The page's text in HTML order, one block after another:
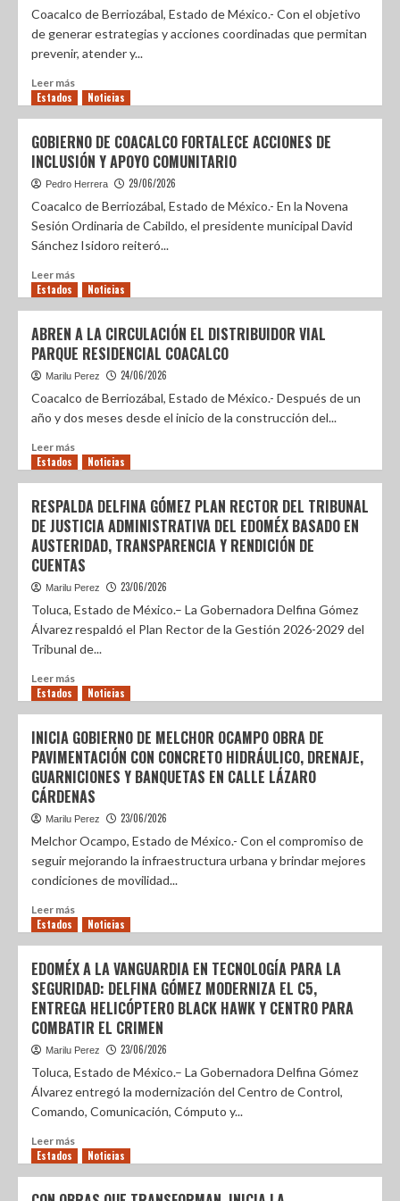
Coacalco de Berriozábal, Estado de México.- Con el objetivo
de generar estrategias y acciones coordinadas que permitan
prevenir, atender y...
Leer más
Estados Noticias
GOBIERNO DE COACALCO FORTALECE ACCIONES DE
INCLUSIÓN Y APOYO COMUNITARIO
Pedro Herrera 29/06/2026
Coacalco de Berriozábal, Estado de México.- En la Novena
Sesión Ordinaria de Cabildo, el presidente municipal David
Sánchez Isidoro reiteró...
Leer más
Estados Noticias
ABREN A LA CIRCULACIÓN EL DISTRIBUIDOR VIAL
PARQUE RESIDENCIAL COACALCO
Marilu Perez 24/06/2026
Coacalco de Berriozábal, Estado de México.- Después de un
año y dos meses desde el inicio de la construcción del...
Leer más
Estados Noticias
RESPALDA DELFINA GÓMEZ PLAN RECTOR DEL TRIBUNAL
DE JUSTICIA ADMINISTRATIVA DEL EDOMÉX BASADO EN
AUSTERIDAD, TRANSPARENCIA Y RENDICIÓN DE
CUENTAS
Marilu Perez 23/06/2026
Toluca, Estado de México.– La Gobernadora Delfina Gómez
Álvarez respaldó el Plan Rector de la Gestión 2026-2029 del
Tribunal de...
Leer más
Estados Noticias
INICIA GOBIERNO DE MELCHOR OCAMPO OBRA DE
PAVIMENTACIÓN CON CONCRETO HIDRÁULICO, DRENAJE,
GUARNICIONES Y BANQUETAS EN CALLE LÁZARO
CÁRDENAS
Marilu Perez 23/06/2026
Melchor Ocampo, Estado de México.- Con el compromiso de
seguir mejorando la infraestructura urbana y brindar mejores
condiciones de movilidad...
Leer más
Estados Noticias
EDOMÉX A LA VANGUARDIA EN TECNOLOGÍA PARA LA
SEGURIDAD: DELFINA GÓMEZ MODERNIZA EL C5,
ENTREGA HELICÓPTERO BLACK HAWK Y CENTRO PARA
COMBATIR EL CRIMEN
Marilu Perez 23/06/2026
Toluca, Estado de México.– La Gobernadora Delfina Gómez
Álvarez entregó la modernización del Centro de Control,
Comando, Comunicación, Cómputo y...
Leer más
Estados Noticias